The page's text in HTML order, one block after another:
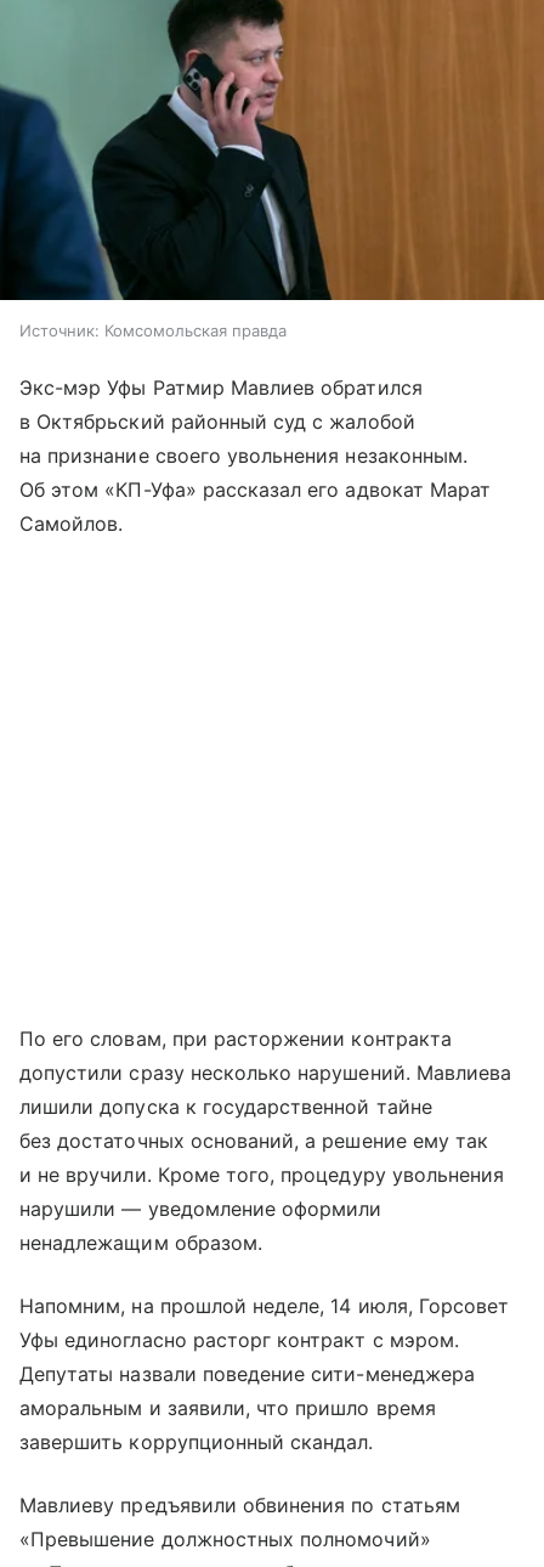
Источник: Комсомольская правда
Экс-мэр Уфы Ратмир Мавлиев обратился
в Октябрьский районный суд с жалобой
на признание своего увольнения незаконным.
Об этом «КП-Уфа» рассказал его адвокат Марат
Самойлов.
По его словам, при расторжении контракта
допустили сразу несколько нарушений. Мавлиева
лишили допуска к государственной тайне
без достаточных оснований, а решение ему так
и не вручили. Кроме того, процедуру увольнения
нарушили — уведомление оформили
ненадлежащим образом.
Напомним, на прошлой неделе, 14 июля, Горсовет
Уфы единогласно расторг контракт с мэром.
Депутаты назвали поведение сити-менеджера
аморальным и заявили, что пришло время
завершить коррупционный скандал.
Мавлиеву предъявили обвинения по статьям
«Превышение должностных полномочий»